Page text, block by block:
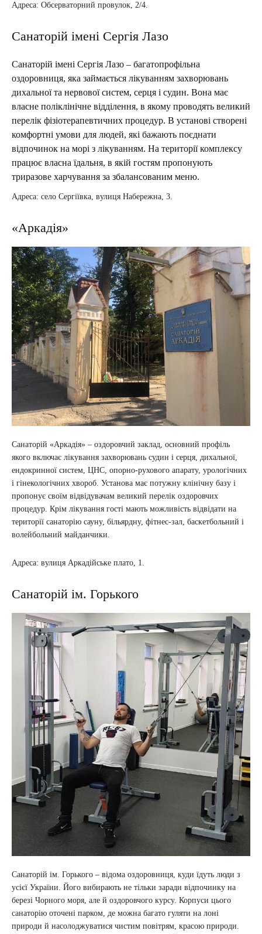
Адреса: Обсерваторний провулок, 2/4.
Санаторій імені Сергія Лазо
Санаторій імені Сергія Лазо – багатопрофільна
оздоровниця, яка займається лікуванням захворювань
дихальної та нервової систем, серця і судин. Вона має
власне поліклінічне відділення, в якому проводять великий
перелік фізіотерапевтичних процедур. В установі створені
комфортні умови для людей, які бажають поєднати
відпочинок на морі з лікуванням. На території комплексу
працює власна їдальня, в якій гостям пропонують
триразове харчування за збалансованим меню.
Адреса: село Сергіївка, вулиця Набережна, 3.
«Аркадія»
Санаторій «Аркадія» – оздоровчий заклад, основний профіль
якого включає лікування захворювань судин і серця, дихальної,
ендокринної систем, ЦНС, опорно-рухового апарату, урологічних
і гінекологічних хвороб. Установа має потужну клінічну базу і
пропонує своїм відвідувачам великий перелік оздоровчих
процедур. Крім лікування гості мають можливість відвідати на
території санаторію сауну, більярдну, фітнес-зал, баскетбольний і
волейбольний майданчики.
Адреса: вулиця Аркадійське плато, 1.
Санаторій ім. Горького
Санаторій ім. Горького – відома оздоровниця, куди їдуть люди з
усієї України. Його вибирають не тільки заради відпочинку на
березі Чорного моря, але й оздоровчого курсу. Корпуси цього
санаторію оточені парком, де можна багато гуляти на лоні
природи й насолоджуватися чистим повітрям, красою природи.